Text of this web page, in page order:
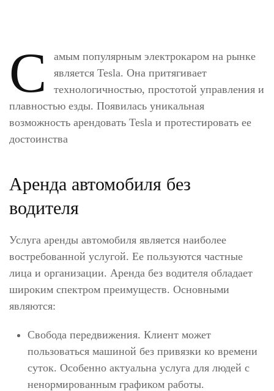
С
амым популярным электрокаром на рынке
является Tesla. Она притягивает
технологичностью, простотой управления и
плавностью езды. Появилась уникальная
возможность арендовать Tesla и протестировать ее
достоинства
Аренда автомобиля без
водителя
Услуга аренды автомобиля является наиболее
востребованной услугой. Ее пользуются частные
лица и организации. Аренда без водителя обладает
широким спектром преимуществ. Основными
являются:
Свобода передвижения. Клиент может
пользоваться машиной без привязки ко времени
суток. Особенно актуальна услуга для людей с
ненормированным графиком работы.